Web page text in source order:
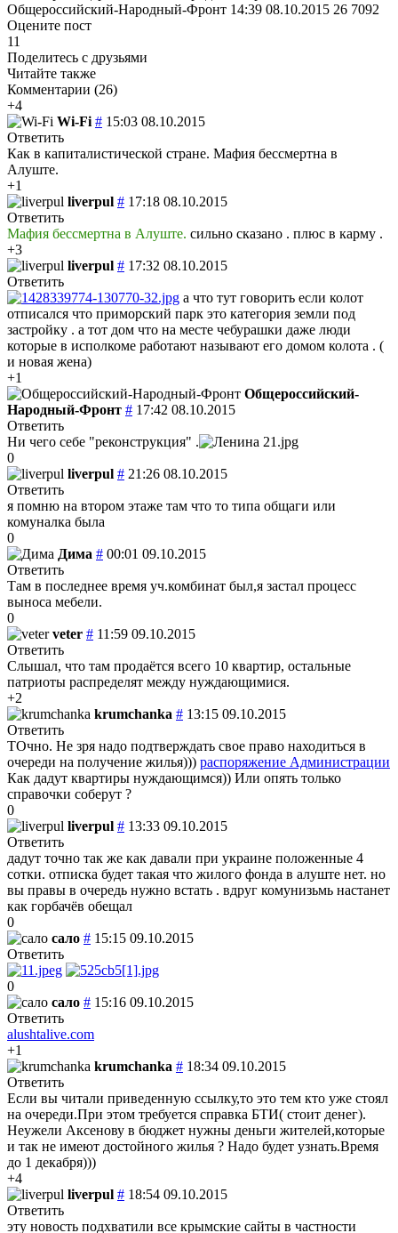
Общероссийский-Народный-Фронт 14:39 08.10.2015 26 7092
Оцените пост
11
Поделитесь с друзьями
Читайте также
Комментарии (26)
+4
Wi-Fi # 15:03 08.10.2015
Ответить
Как в капиталистической стране. Мафия бессмертна в
Алуште.
+1
liverpul # 17:18 08.10.2015
Ответить
Мафия бессмертна в Алуште. сильно сказано . плюс в карму .
+3
liverpul # 17:32 08.10.2015
Ответить
а что тут говорить если колот
отписался что приморский парк это категория земли под
застройку . а тот дом что на месте чебурашки даже люди
которые в исполкоме работают называют его домом колота . (
и новая жена)
+1
Общероссийский-
Народный-Фронт # 17:42 08.10.2015
Ответить
Ни чего себе "реконструкция" .
0
liverpul # 21:26 08.10.2015
Ответить
я помню на втором этаже там что то типа общаги или
комуналка была
0
Дима # 00:01 09.10.2015
Ответить
Там в последнее время уч.комбинат был,я застал процесс
выноса мебели.
0
veter # 11:59 09.10.2015
Ответить
Слышал, что там продаётся всего 10 квартир, остальные
патриоты распределят между нуждающимися.
+2
krumchanka # 13:15 09.10.2015
Ответить
ТОчно. Не зря надо подтверждать свое право находиться в
очереди на получение жилья))) распоряжение Администрации
Как дадут квартиры нуждающимся)) Или опять только
справочки соберут ?
0
liverpul # 13:33 09.10.2015
Ответить
дадут точно так же как давали при украине положенные 4
сотки. отписка будет такая что жилого фонда в алуште нет. но
вы правы в очередь нужно встать . вдруг комунизьмь настанет
как горбачёв обещал
0
сало # 15:15 09.10.2015
Ответить
0
сало # 15:16 09.10.2015
Ответить
alushtalive.com
+1
krumchanka # 18:34 09.10.2015
Ответить
Если вы читали приведенную ссылку,то это тем кто уже стоял
на очереди.При этом требуется справка БТИ( стоит денег).
Неужели Аксенову в бюджет нужны деньги жителей,которые
и так не имеют достойного жилья ? Надо будет узнать.Время
до 1 декабря)))
+4
liverpul # 18:54 09.10.2015
Ответить
эту новость подхватили все крымские сайты в частности